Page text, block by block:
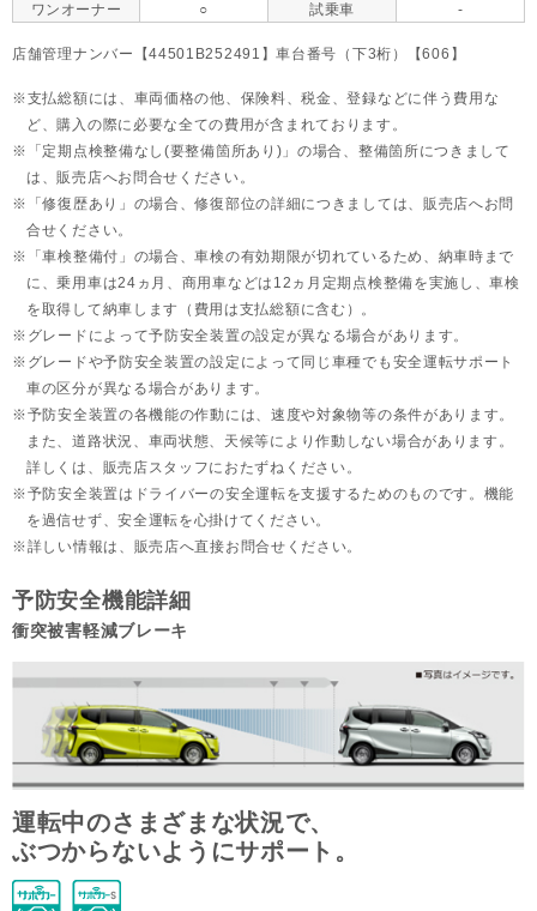
ワンオーナー
○ 試乗車 -
店舗管理ナンバー【44501B252491】車台番号（下3桁）【606】
支払総額には、車両価格の他、保険料、税金、登録などに伴う費用な
ど、購入の際に必要な全ての費用が含まれております。
「定期点検整備なし(要整備箇所あり)」の場合、整備箇所につきまして
は、販売店へお問合せください。
「修復歴あり」の場合、修復部位の詳細につきましては、販売店へお問
合せください。
「車検整備付」の場合、車検の有効期限が切れているため、納車時まで
に、乗用車は24ヵ月、 商用車などは12ヵ月定期点検整備を実施し、車検
を取得して納車します（費用は支払総額に含む）。
グレードによって予防安全装置の設定が異なる場合があります。
グレードや予防安全装置の設定によって同じ車種でも安全運転サポート
車の区分が異なる場合があります。
予防安全装置の各機能の作動には、速度や対象物等の条件があります。
また、道路状況、車両状態、天候等により作動しない場合があります。
詳しくは、販売店スタッフにおたずねください。
予防安全装置はドライバーの安全運転を支援するためのものです。機能
を過信せず、安全運転を心掛けてください。
詳しい情報は、販売店へ直接お問合せください。
予防安全機能詳細
衝突被害軽減ブレーキ
運転中のさまざまな状況で、
ぶつからないようにサポート。